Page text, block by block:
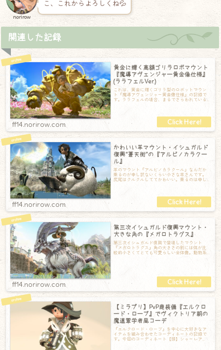
norirow
こ、これからよろしくね💦
関連した記録
黄金に輝く高額ゴリラロボマウント
『魔導アヴェンジャー黄金像仕様』
(ララフェルVer.)
これは、黄金に輝くゴリラ型のロボットマウン
ト『魔導アヴェンジャー黄金像仕様』の記録で
す。ララフェルの場合、まるでさらわれている
ff14.norirow.com
かわいい羊マウント・イシュガルド
復興“蒼天街”の『アルビノカラクー
ル』
羊のマウント『アルビノカラクール』なんだか
乗るのが申し訳ないくらい小さな羊さんです。
尻尾はクルクルしててかわいい。乗るのは申し
ff14.norirow.com
第三次イシュガルド復興マウント・
大きな角の『メガロトラグス』
第三次イシュガルド復興で登場したマウント
『メガロトラグス』角の大きさの割には体が比
較的小さくてとても可愛らしい全体像。動物系
のマウントはどれも飛び上がるとだいたい可愛
ff14.norirow.com
【ミラプリ】PvP鹿装備『エルクロ
ード・ローブ』でヴィクトリア朝の
魔道軍学者風コーデ
『エルクロード・ローブ』を中心に大好きなア
イテムを組み合わせたコーディネートの記録で
す。今回のコーディネート【頭】シャーレア